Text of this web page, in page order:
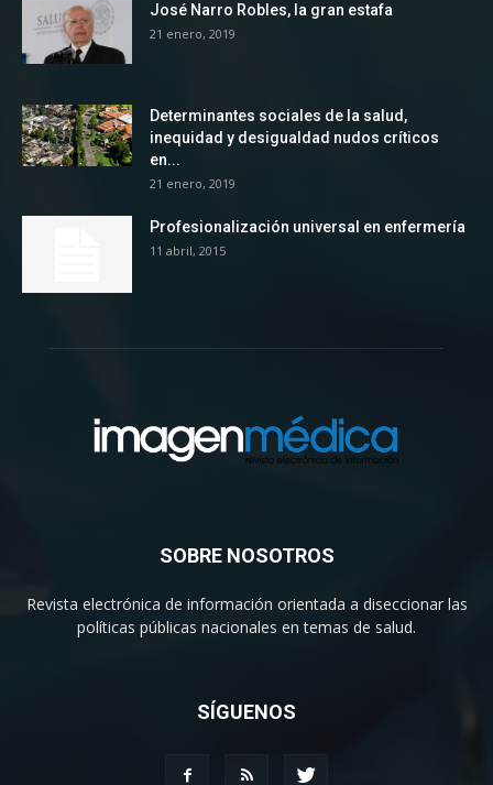
José Narro Robles, la gran estafa
21 enero, 2019
Determinantes sociales de la salud,
inequidad y desigualdad nudos críticos
en...
21 enero, 2019
Profesionalización universal en enfermería
11 abril, 2015
SOBRE NOSOTROS
Revista electrónica de información orientada a diseccionar las
políticas públicas nacionales en temas de salud.
SÍGUENOS